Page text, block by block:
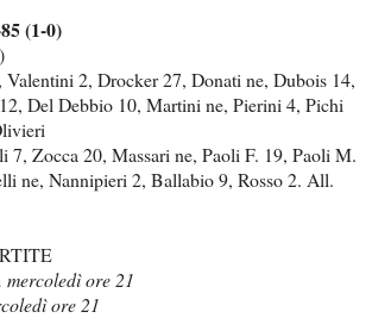
(1-0)
2, Drocker 27, Donati ne, Dubois 14,
Del Debbio 10, Martini ne, Pierini 4, Pichi
7, Zocca 20, Massari ne, Paoli F. 19, Paoli M.
ne, Nannipieri 2, Ballabio 9, Rosso 2. All.
mercoledì ore 21
ore 21